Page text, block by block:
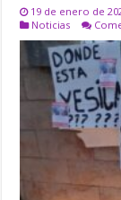
19 de enero de
Noticias